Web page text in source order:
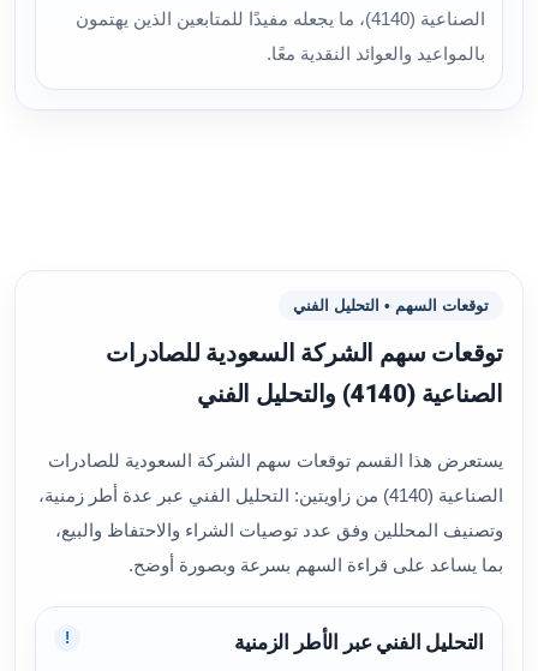
الصناعية (4140)، ما يجعله مفيدًا للمتابعين الذين يهتمون
بالمواعيد والعوائد النقدية معًا.
توقعات السهم • التحليل الفني
توقعات سهم الشركة السعودية للصادرات
الصناعية (4140) والتحليل الفني
يستعرض هذا القسم توقعات سهم الشركة السعودية للصادرات
الصناعية (4140) من زاويتين: التحليل الفني عبر عدة أطر زمنية،
وتصنيف المحللين وفق عدد توصيات الشراء والاحتفاظ والبيع،
بما يساعد على قراءة السهم بسرعة وبصورة أوضح.
التحليل الفني عبر الأطر الزمنية !